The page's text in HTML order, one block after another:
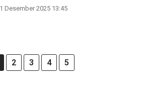
Desember 2025 13:45
2 3 4 5